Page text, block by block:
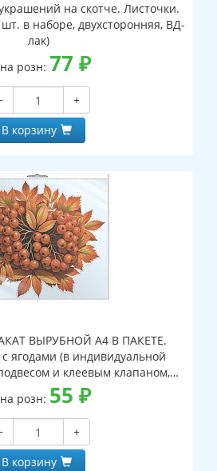
на скотче. Листочки.
в наборе, двухсторонняя, ВД-
лак)
розн: 77 ₽
+
В корзину
ВЫРУБНОЙ А4 В ПАКЕТЕ.
ягодами (в индивидуальной
и клеевым клапаном,
ВД-лак)
розн: 55 ₽
+
В корзину